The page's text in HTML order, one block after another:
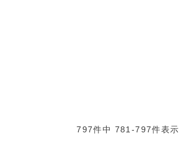
797件中 781-797件表示